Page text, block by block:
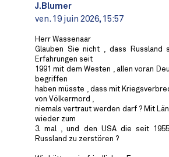
J.Blumer
ven. 19 juin 2026, 15:57
Herr Wassenaar
Glauben Sie nicht , dass Russland
Erfahrungen seit
1991 mit dem Westen , allen voran
begriffen
haben müsste , dass mit
von Völkermord ,
niemals vertraut werden darf ? Mit
wieder zum
3. mal , und den USA die seit
Russland zu zerstören ?